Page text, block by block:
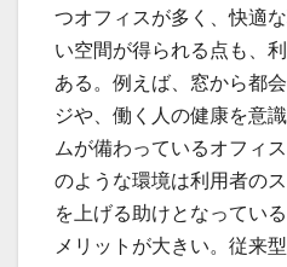
つオフィスが多く、快適
い空間が得られる点も、
ある。例えば、窓から都
ジや、働く人の健康を意
ムが備わっているオフィ
のような環境は利用者の
を上げる助けとなってい
メリットが大きい。従来